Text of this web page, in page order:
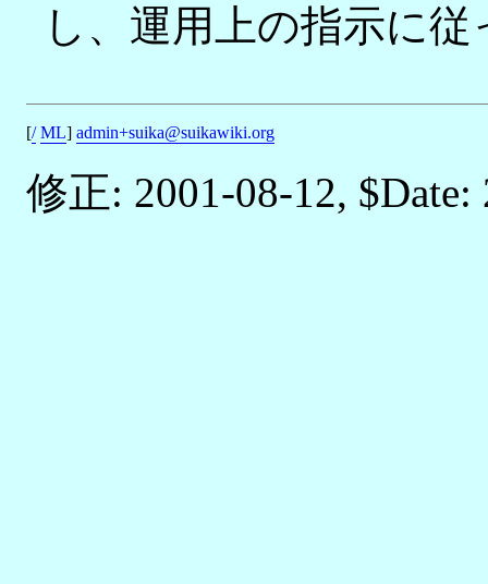
し、運用上の指示に
[/ ML] admin+suika@suikawiki.org
2001-08-12,